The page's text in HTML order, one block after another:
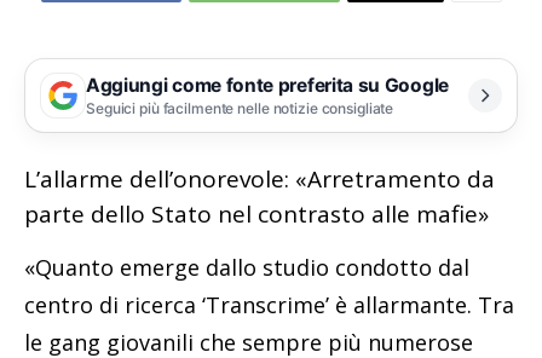
Aggiungi come fonte preferita su Google
Seguici più facilmente nelle notizie consigliate
L’allarme dell’onorevole: «Arretramento da
parte dello Stato nel contrasto alle mafie»
«Quanto emerge dallo studio condotto dal
centro di ricerca ‘Transcrime’ è allarmante. Tra
le gang giovanili che sempre più numerose